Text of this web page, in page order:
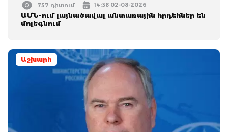
757 դիտում 14:38 02-08-2026
ԱՄՆ-ում լայնածավալ անտառային հրդեհներ են
մոլեգնում
Աշխարհ